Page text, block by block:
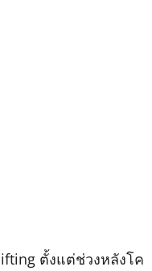
ตั้งแต่ช่วงหลังโค